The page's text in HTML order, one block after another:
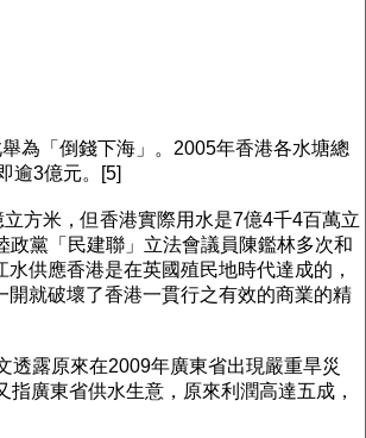
為「倒錢下海」。2005年香港各水塘總
逾3億元。[5]
方米，但香港實際用水是7億4千4百萬立
黨「民建聯」立法會議員陳鑑林多次和
供應香港是在英國殖民地時代達成的，
就破壞了香港一貫行之有效的商業的精
透露原來在2009年廣東省出現嚴重旱災
廣東省供水生意，原來利潤高達五成，